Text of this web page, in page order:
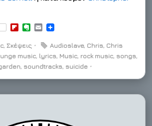
F
i
p
b
o
e
r
n
o
E
a
i
l
,Σκέψεις ⋅ Audioslave, Chris, Chris
music, lyrics, Music, rock music, songs,
, soundtracks, suicide ⋅